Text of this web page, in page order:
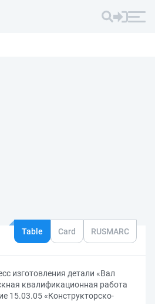
Table Card RUSMARC
изготовления детали «Вал
квалификационная работа
15.03.05 «Конструкторско-